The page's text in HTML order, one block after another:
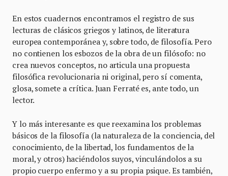
En estos cuadernos encontramos el registro de sus
lecturas de clásicos griegos y latinos, de literatura
europea contemporánea y, sobre todo, de filosofía. Pero
no contienen los esbozos de la obra de un filósofo: no
crea nuevos conceptos, no articula una propuesta
filosófica revolucionaria ni original, pero sí comenta,
glosa, somete a crítica. Juan Ferraté es, ante todo, un
lector.
Y lo más interesante es que reexamina los problemas
básicos de la filosofía (la naturaleza de la conciencia, del
conocimiento, de la libertad, los fundamentos de la
moral, y otros) haciéndolos suyos, vinculándolos a su
propio cuerpo enfermo y a su propia psique. Es también,